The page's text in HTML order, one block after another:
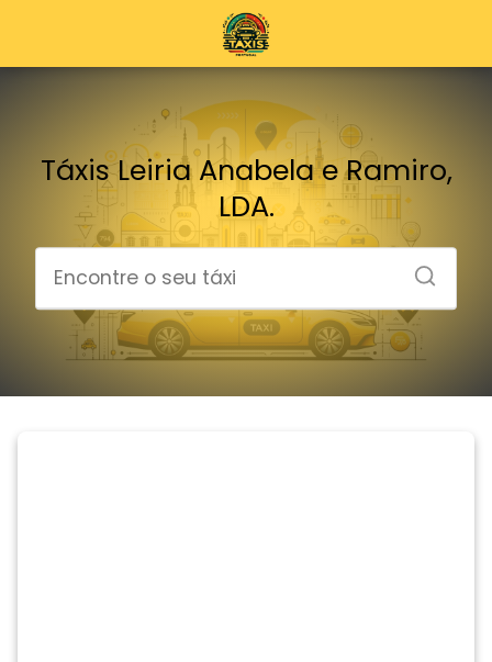
Táxis Leiria Anabela e Ramiro,
LDA.